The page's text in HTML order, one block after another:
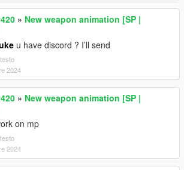
» New weapon animation [SP |
u have discord ? I’ll send
2024
» New weapon animation [SP |
on mp
2024